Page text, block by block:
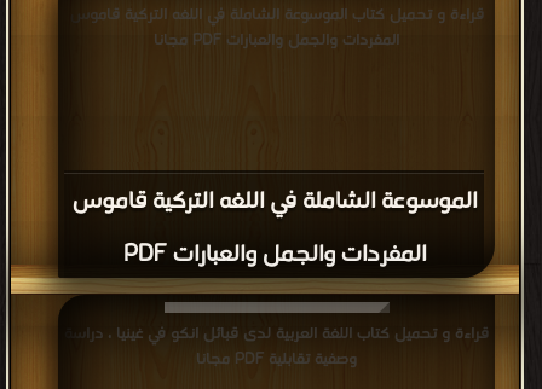
الموسوعة الشاملة في اللغه التركية قاموس
المفردات والجمل والعبارات PDF
قراءة و تحميل كتاب الموسوعة الشاملة في اللغه التركية قاموس
المفردات والجمل والعبارات PDF مجانا
قراءة و تحميل كتاب اللغة العربية لدى قبائل انكو في غينيا ، دراسة
وصفية تقابلية PDF مجانا